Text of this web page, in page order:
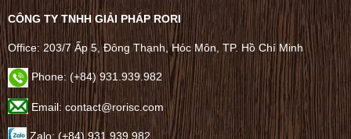
CÔNG TY TNHH GIẢI PHÁP RORI
Office: 203/7 Ấp 5, Đông Thạnh, Hóc Môn, TP. Hồ Chí Minh
Phone: (+84) 931.939.982
Email: contact@rorisc.com
Zalo: (+84) 931.939.982